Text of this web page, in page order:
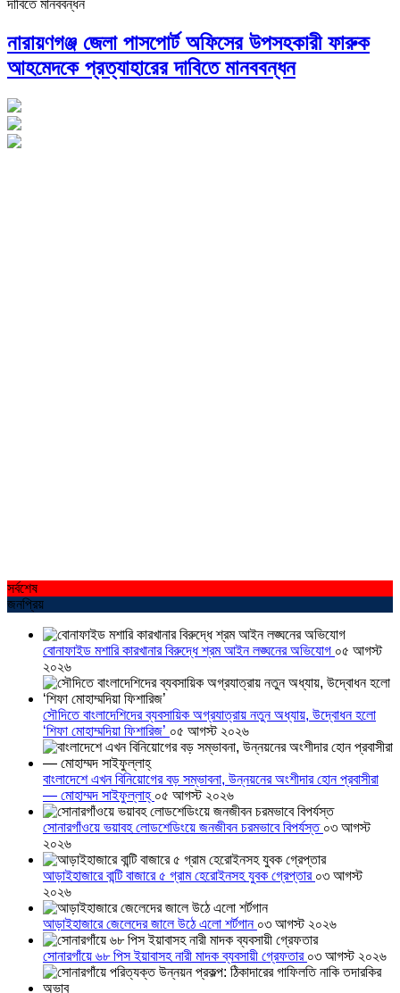
নারায়ণগঞ্জ জেলা পাসপোর্ট অফিসের উপসহকারী ফারুক
আহমেদকে প্রত্যাহারের দাবিতে মানববন্ধন
সর্বশেষ
জনপ্রিয়
বোনাফাইড মশারি কারখানার বিরুদ্ধে শ্রম আইন লঙ্ঘনের অভিযোগ ০৫ আগস্ট
২০২৬
সৌদিতে বাংলাদেশিদের ব্যবসায়িক অগ্রযাত্রায় নতুন অধ্যায়, উদ্বোধন হলো
‘শিফা মোহাম্মদিয়া ফিশারিজ’ ০৫ আগস্ট ২০২৬
বাংলাদেশে এখন বিনিয়োগের বড় সম্ভাবনা, উন্নয়নের অংশীদার হোন প্রবাসীরা
— মোহাম্মদ সাইফুল্লাহ্ ০৫ আগস্ট ২০২৬
সোনারগাঁওয়ে ভয়াবহ লোডশেডিংয়ে জনজীবন চরমভাবে বিপর্যস্ত ০৩ আগস্ট
২০২৬
আড়াইহাজারে বান্টি বাজারে ৫ গ্রাম হেরোইনসহ যুবক গ্রেপ্তার ০৩ আগস্ট
২০২৬
আড়াইহাজারে জেলেদের জালে উঠে এলো শর্টগান ০৩ আগস্ট ২০২৬
সোনারগাঁয়ে ৬৮ পিস ইয়াবাসহ নারী মাদক ব্যবসায়ী গ্রেফতার ০৩ আগস্ট ২০২৬